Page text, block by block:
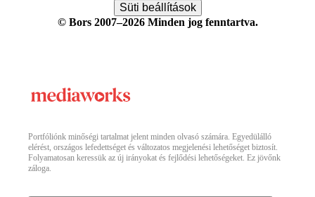
Süti beállítások
© Bors 2007–2026 Minden jog fenntartva.
Portfóliónk minőségi tartalmat jelent minden olvasó számára. Egyedülálló
elérést, országos lefedettséget és változatos megjelenési lehetőséget biztosít.
Folyamatosan keressük az új irányokat és fejlődési lehetőségeket. Ez jövőnk
záloga.